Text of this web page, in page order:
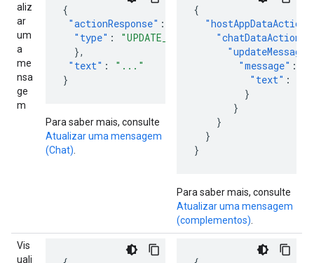
aliz
ar
um
a
me
nsa
ge
m
{
"actionResponse" :
"type" :
"UPDATE_MESSAGE"
},
"text" :
"..."
}
Para saber mais, consulte
Atualizar uma mensagem
(Chat)
{
"hostAppDataAction"
"chatDataAction"
"message" :
"text" :
}
}
}
}
}
Para saber mais, consulte
Atualizar uma mensagem
(complementos)
Vis
uali